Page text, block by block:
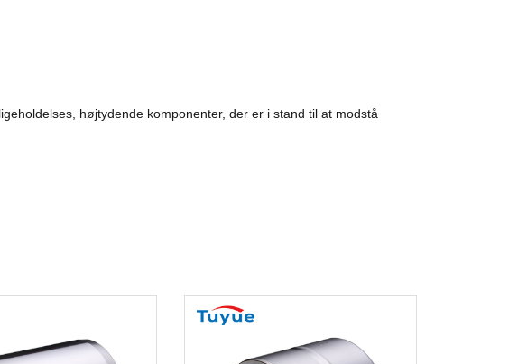
højtydende komponenter, der er i stand til at modstå